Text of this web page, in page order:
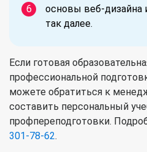
основы веб-дизайна
так далее.
Если готовая
профессиональной
можете обратиться к
составить персональный
профпереподготовки.
301-78-62.